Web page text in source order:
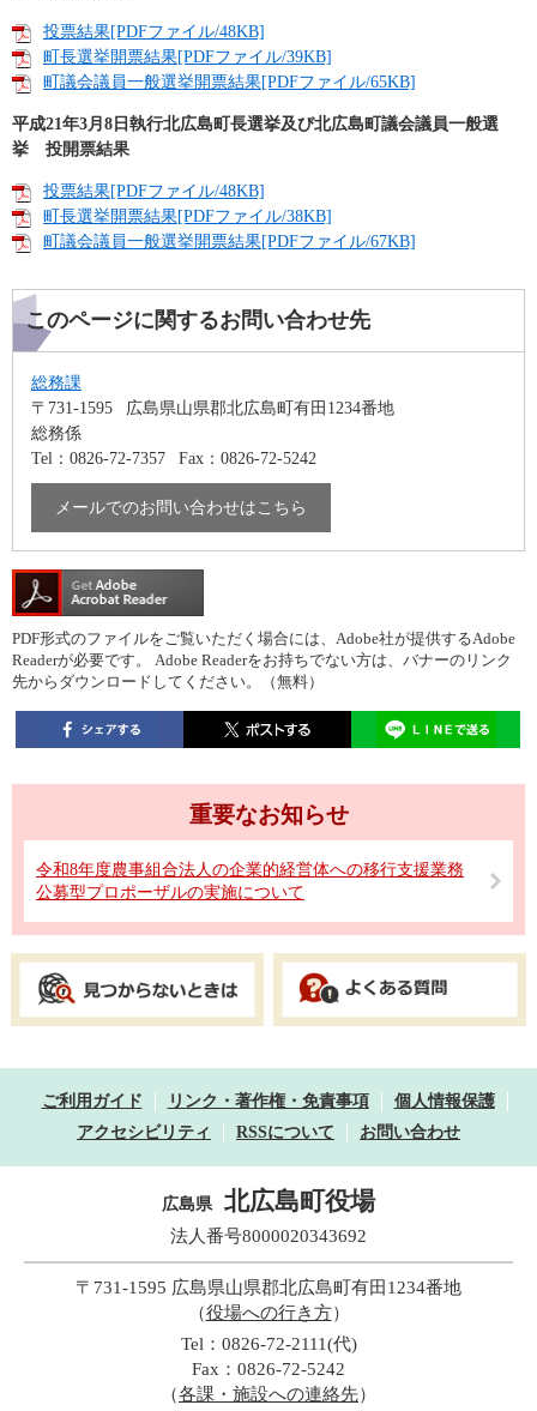
投票結果[PDFファイル/48KB]
町長選挙開票結果[PDFファイル/39KB]
町議会議員一般選挙開票結果[PDFファイル/65KB]
平成21年3月8日執行北広島町長選挙及び北広島町議会議員一般選
挙 投開票結果
投票結果[PDFファイル/48KB]
町長選挙開票結果[PDFファイル/38KB]
町議会議員一般選挙開票結果[PDFファイル/67KB]
このページに関するお問い合わせ先
総務課
〒731-1595
広島県山県郡北広島町有田1234番地
総務係
Tel：0826-72-7357
Fax：0826-72-5242
メールでのお問い合わせはこちら
PDF形式のファイルをご覧いただく場合には、Adobe社が提供するAdobe
Readerが必要です。
Adobe Readerをお持ちでない方は、バナーのリンク
先からダウンロードしてください。（無料）
重要なお知らせ
令和8年度農事組合法人の企業的経営体への移行支援業務
公募型プロポーザルの実施について
ご利用ガイド リンク・著作権・免責事項
個人情報保護
アクセシビリティ
RSSについて お問い合わせ
広島県 北広島町役場
法人番号8000020343692
〒731-1595 広島県山県郡北広島町有田1234番地
（役場への行き方）
Tel：0826-72-2111(代)
Fax：0826-72-5242
（各課・施設への連絡先）